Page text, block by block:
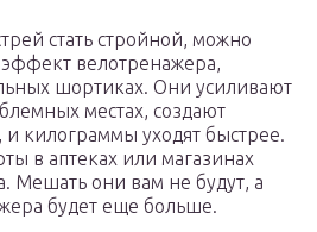
стать стройной, можно
велотренажера,
шортиках. Они усиливают
местах, создают
килограммы уходят быстрее.
в аптеках или магазинах
Мешать они вам не будут, а
будет еще больше.